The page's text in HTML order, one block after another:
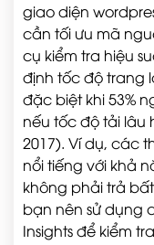
giao diện
cần tối ưu mã
cụ kiểm tra hiệu
định tốc độ trang
đặc biệt khi 53%
nếu tốc độ tải lâu
2017). Ví dụ, các
nổi tiếng với khả
không phải trả
bạn nên sử dụng
Insights để kiểm